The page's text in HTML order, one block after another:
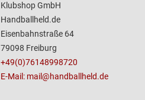
Klubshop GmbH
Handballheld.de
Eisenbahnstraße 64
79098 Freiburg
+49(0)76148998720
E-Mail: mail@handballheld.de